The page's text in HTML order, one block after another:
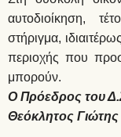
αυτοδιοίκηση,
στήριγμα,
περιοχής που
μπορούν.
Ο Πρόεδρος του
Θεόκλητος Γιώτης